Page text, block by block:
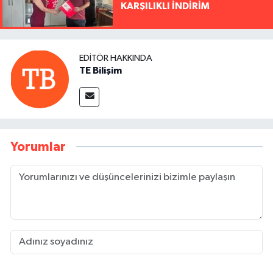
KARŞILIKLI İNDİRİM
EDITÖR HAKKINDA
TE Bilişim
Yorumlar